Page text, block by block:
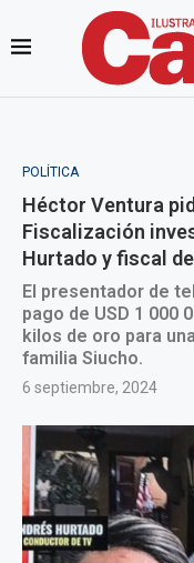
POLÍTICA
Héctor Ventura
Fiscalización
Hurtado y fiscal
El presentador de
pago de USD 1 000
kilos de oro para
familia Siucho.
6 septiembre, 2024